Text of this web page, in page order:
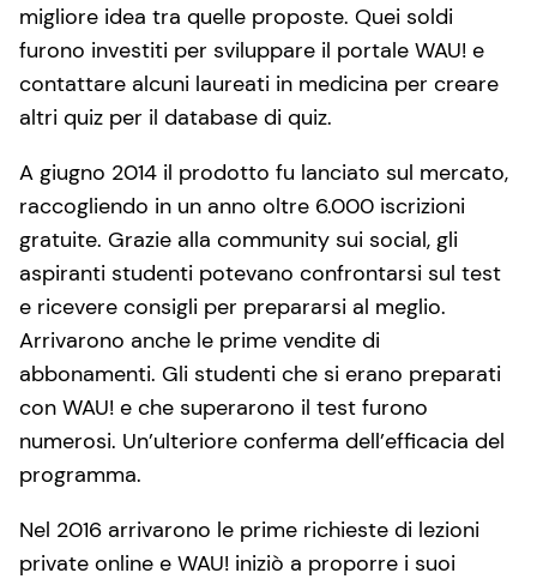
migliore idea tra quelle proposte. Quei soldi
furono investiti per sviluppare il portale WAU! e
contattare alcuni laureati in medicina per creare
altri quiz per il database di quiz.
A giugno 2014 il prodotto fu lanciato sul mercato,
raccogliendo in un anno oltre 6.000 iscrizioni
gratuite. Grazie alla community sui social, gli
aspiranti studenti potevano confrontarsi sul test
e ricevere consigli per prepararsi al meglio.
Arrivarono anche le prime vendite di
abbonamenti. Gli studenti che si erano preparati
con WAU! e che superarono il test furono
numerosi. Un’ulteriore conferma dell’efficacia del
programma.
Nel 2016 arrivarono le prime richieste di lezioni
private online e WAU! iniziò a proporre i suoi